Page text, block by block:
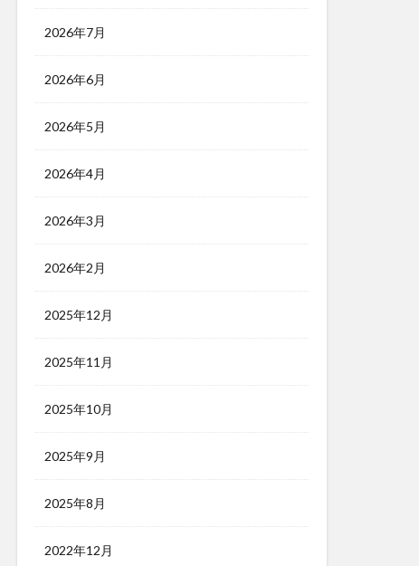
2026年7月
2026年6月
2026年5月
2026年4月
2026年3月
2026年2月
2025年12月
2025年11月
2025年10月
2025年9月
2025年8月
2022年12月